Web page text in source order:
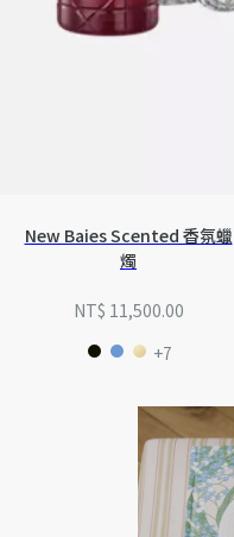
New Baies Scented 香氛蠟
燭
NT$ 11,500.00
+7